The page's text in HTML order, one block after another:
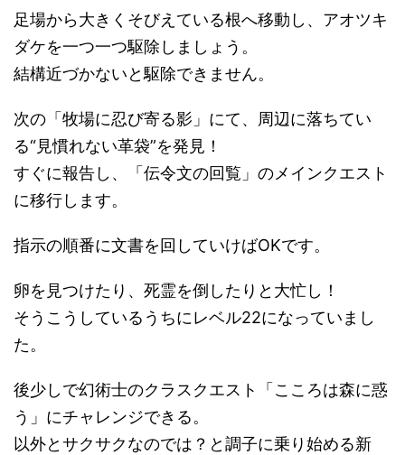
足場から大きくそびえている根へ移動し、アオツキ
ダケを一つ一つ駆除しましょう。
結構近づかないと駆除できません。
次の「牧場に忍び寄る影」にて、周辺に落ちてい
る“見慣れない革袋”を発見！
すぐに報告し、「伝令文の回覧」のメインクエスト
に移行します。
指示の順番に文書を回していけばOKです。
卵を見つけたり、死霊を倒したりと大忙し！
そうこうしているうちにレベル22になっていまし
た。
後少しで幻術士のクラスクエスト「こころは森に惑
う」にチャレンジできる。
以外とサクサクなのでは？と調子に乗り始める新